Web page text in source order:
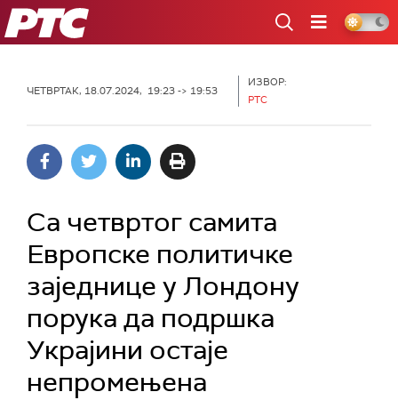
РТС
ЧЕТВРТАК, 18.07.2024, 19:23 -> 19:53
ИЗВОР:
РТС
Са четвртог самита
Европске политичке
заједнице у Лондону
порука да подршка
Украјини остаје
непромењена